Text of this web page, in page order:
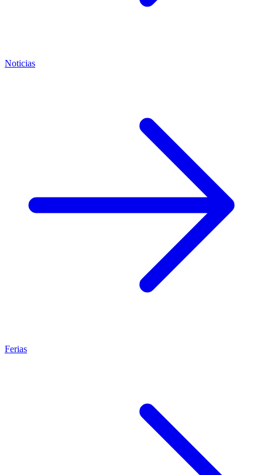
Noticias
Ferias